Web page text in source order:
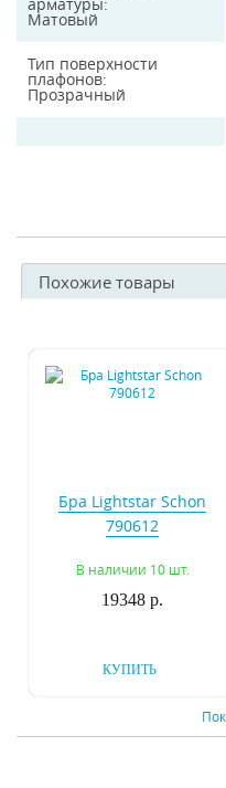
Матовый
Тип поверхности
плафонов
Прозрачный
Похожие товары
Бра Lightstar Schon
790612
В наличии 10 шт.
19348 р.
КУПИТЬ